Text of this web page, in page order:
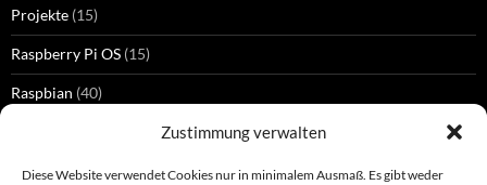
Zustimmung verwalten
Diese Website verwendet Cookies nur in minimalem Ausmaß. Es gibt weder
Projekte (15)
Raspberry Pi OS (15)
Raspbian (40)
SCHLAGWÖRTER